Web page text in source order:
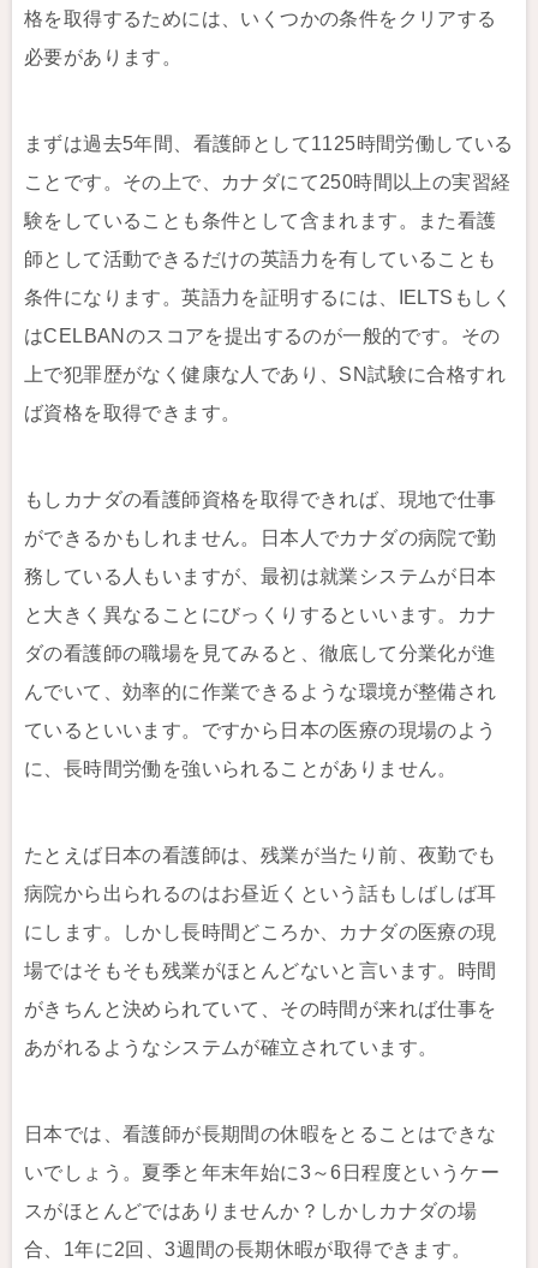
格を取得するためには、いくつかの条件をクリアする
必要があります。
まずは過去5年間、看護師として1125時間労働している
ことです。その上で、カナダにて250時間以上の実習経
験をしていることも条件として含まれます。また看護
師として活動できるだけの英語力を有していることも
条件になります。英語力を証明するには、IELTSもしく
はCELBANのスコアを提出するのが一般的です。その
上で犯罪歴がなく健康な人であり、SN試験に合格すれ
ば資格を取得できます。
もしカナダの看護師資格を取得できれば、現地で仕事
ができるかもしれません。日本人でカナダの病院で勤
務している人もいますが、最初は就業システムが日本
と大きく異なることにびっくりするといいます。カナ
ダの看護師の職場を見てみると、徹底して分業化が進
んでいて、効率的に作業できるような環境が整備され
ているといいます。ですから日本の医療の現場のよう
に、長時間労働を強いられることがありません。
たとえば日本の看護師は、残業が当たり前、夜勤でも
病院から出られるのはお昼近くという話もしばしば耳
にします。しかし長時間どころか、カナダの医療の現
場ではそもそも残業がほとんどないと言います。時間
がきちんと決められていて、その時間が来れば仕事を
あがれるようなシステムが確立されています。
日本では、看護師が長期間の休暇をとることはできな
いでしょう。夏季と年末年始に3～6日程度というケー
スがほとんどではありませんか？しかしカナダの場
合、1年に2回、3週間の長期休暇が取得できます。